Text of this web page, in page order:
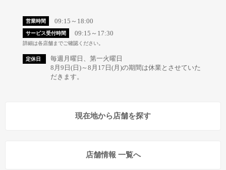
営業時間 09:15～18:00
サービス受付時間 09:15～17:30
詳細は各店舗までご確認ください。
定休日
毎週月曜日、第一火曜日
8月9日(日)～8月17日(月)の期間は休業とさせていた
だきます。
現在地から店舗を探す
店舗情報 一覧へ